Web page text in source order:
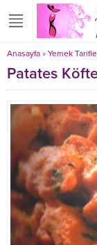
Anasayfa » Yemek
Patates